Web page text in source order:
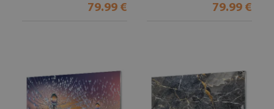
79.99 € 79.99 €